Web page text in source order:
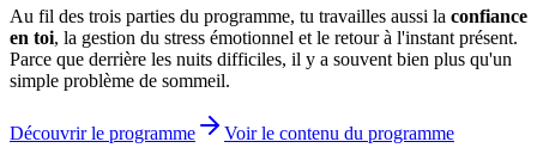
Au fil des trois parties du programme, tu travailles aussi la confiance
en toi, la gestion du stress émotionnel et le retour à l'instant présent.
Parce que derrière les nuits difficiles, il y a souvent bien plus qu'un
simple problème de sommeil.
Découvrir le programme Voir le contenu du programme